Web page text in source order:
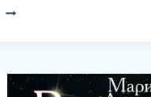
МОЙ
АННА
ВЛАДИМИРОВА